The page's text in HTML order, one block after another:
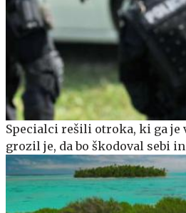
Specialci rešili otroka, ki ga je
grozil je, da bo škodoval sebi